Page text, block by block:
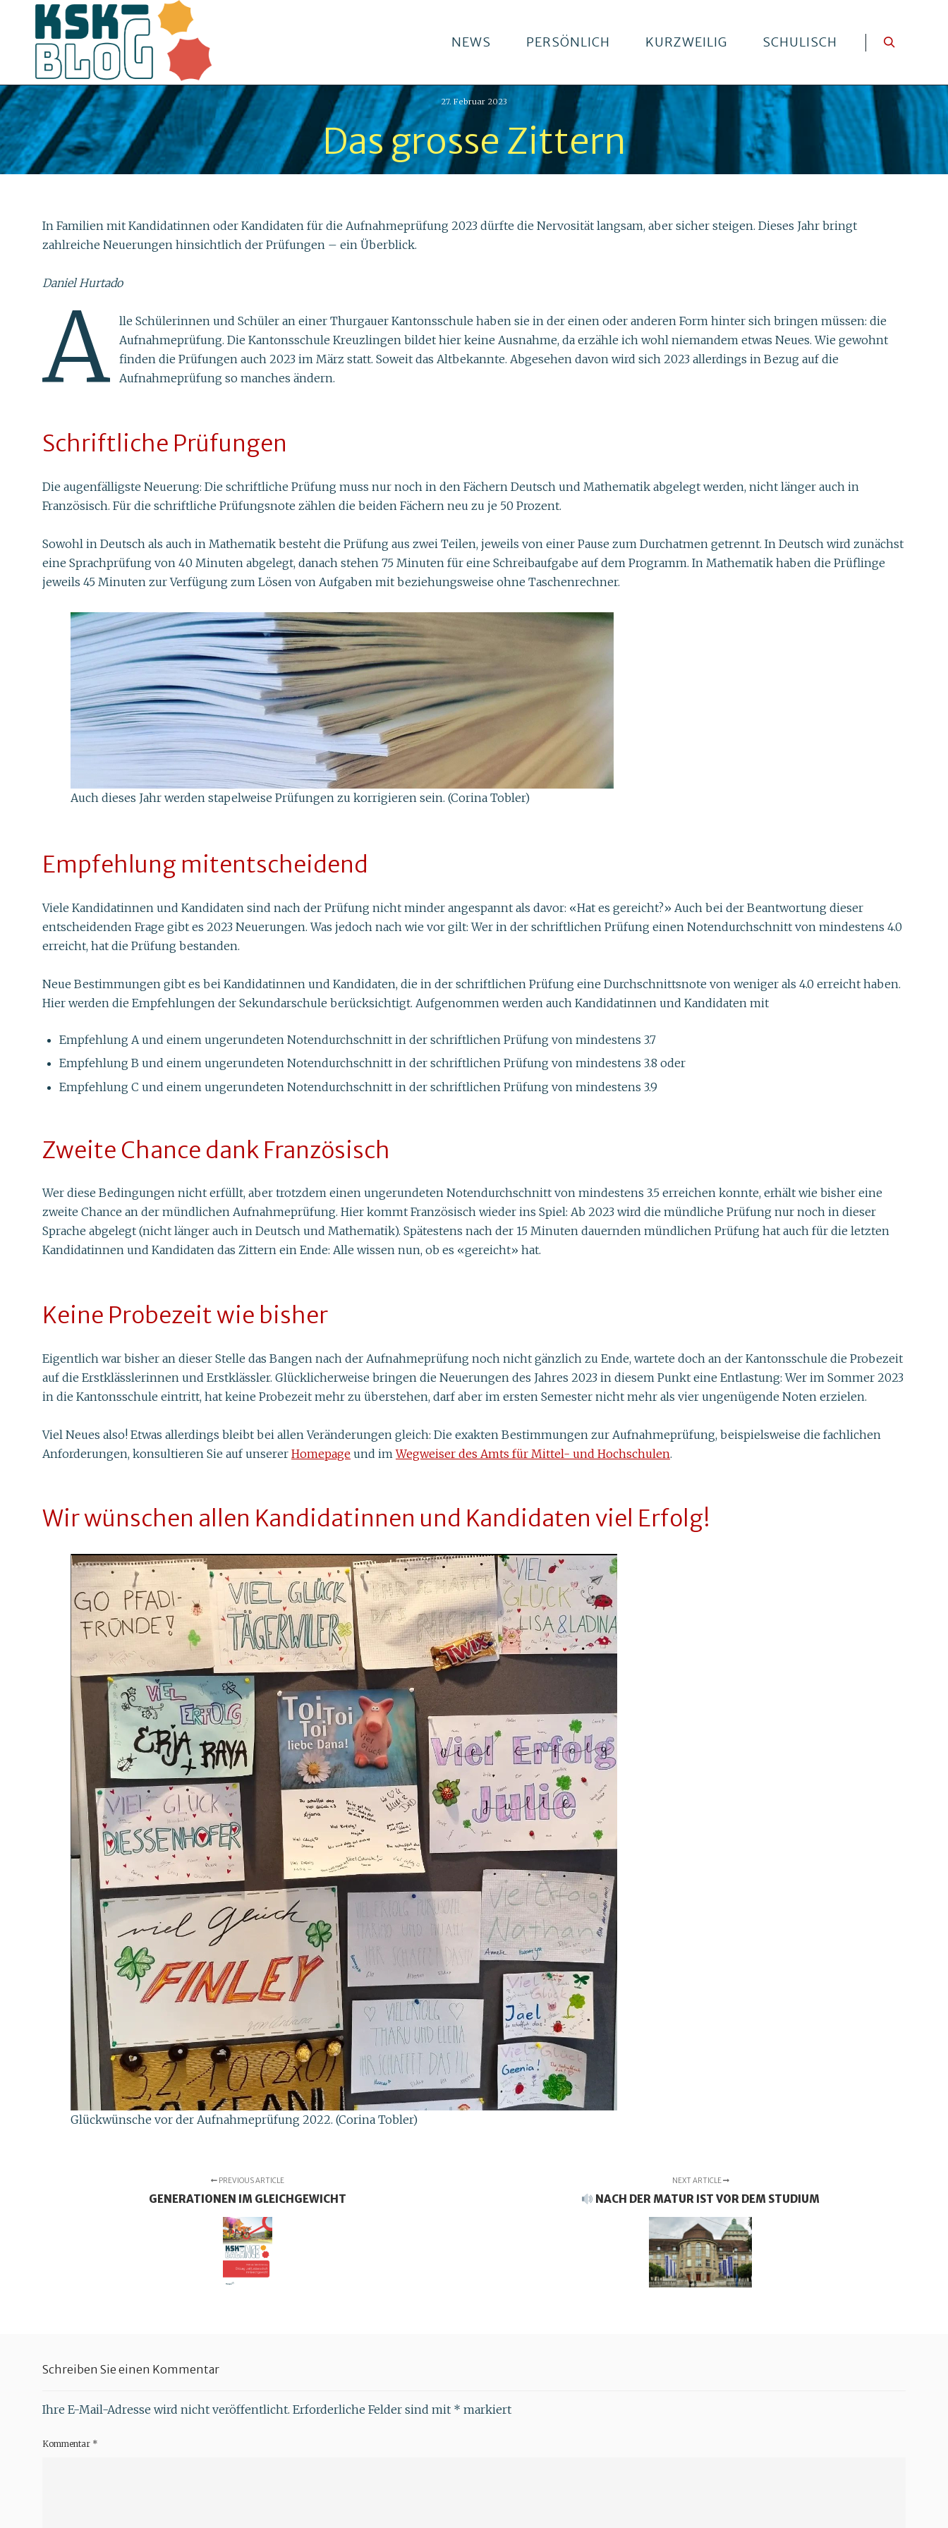
NEWS PERSÖNLICH KURZWEILIG SCHULISCH
27. Februar 2023
Das grosse Zittern
In Familien mit Kandidatinnen oder Kandidaten für die Aufnahmeprüfung 2023 dürfte die Nervosität langsam, aber sicher steigen. Dieses Jahr bringt
zahlreiche Neuerungen hinsichtlich der Prüfungen – ein Überblick.
Daniel Hurtado
A
lle Schülerinnen und Schüler an einer Thurgauer Kantonsschule haben sie in der einen oder anderen Form hinter sich bringen müssen: die
Aufnahmeprüfung. Die Kantonsschule Kreuzlingen bildet hier keine Ausnahme, da erzähle ich wohl niemandem etwas Neues. Wie gewohnt
finden die Prüfungen auch 2023 im März statt. Soweit das Altbekannte. Abgesehen davon wird sich 2023 allerdings in Bezug auf die
Aufnahmeprüfung so manches ändern.
Schriftliche Prüfungen
Die augenfälligste Neuerung: Die schriftliche Prüfung muss nur noch in den Fächern Deutsch und Mathematik abgelegt werden, nicht länger auch in
Französisch. Für die schriftliche Prüfungsnote zählen die beiden Fächern neu zu je 50 Prozent.
Sowohl in Deutsch als auch in Mathematik besteht die Prüfung aus zwei Teilen, jeweils von einer Pause zum Durchatmen getrennt. In Deutsch wird zunächst
eine Sprachprüfung von 40 Minuten abgelegt, danach stehen 75 Minuten für eine Schreibaufgabe auf dem Programm. In Mathematik haben die Prüflinge
jeweils 45 Minuten zur Verfügung zum Lösen von Aufgaben mit beziehungsweise ohne Taschenrechner.
Auch dieses Jahr werden stapelweise Prüfungen zu korrigieren sein. (Corina Tobler)
Empfehlung mitentscheidend
Viele Kandidatinnen und Kandidaten sind nach der Prüfung nicht minder angespannt als davor: «Hat es gereicht?» Auch bei der Beantwortung dieser
entscheidenden Frage gibt es 2023 Neuerungen. Was jedoch nach wie vor gilt: Wer in der schriftlichen Prüfung einen Notendurchschnitt von mindestens 4.0
erreicht, hat die Prüfung bestanden.
Neue Bestimmungen gibt es bei Kandidatinnen und Kandidaten, die in der schriftlichen Prüfung eine Durchschnittsnote von weniger als 4.0 erreicht haben.
Hier werden die Empfehlungen der Sekundarschule berücksichtigt. Aufgenommen werden auch Kandidatinnen und Kandidaten mit
Empfehlung A und einem ungerundeten Notendurchschnitt in der schriftlichen Prüfung von mindestens 3.7
Empfehlung B und einem ungerundeten Notendurchschnitt in der schriftlichen Prüfung von mindestens 3.8 oder
Empfehlung C und einem ungerundeten Notendurchschnitt in der schriftlichen Prüfung von mindestens 3.9
Zweite Chance dank Französisch
Wer diese Bedingungen nicht erfüllt, aber trotzdem einen ungerundeten Notendurchschnitt von mindestens 3.5 erreichen konnte, erhält wie bisher eine
zweite Chance an der mündlichen Aufnahmeprüfung. Hier kommt Französisch wieder ins Spiel: Ab 2023 wird die mündliche Prüfung nur noch in dieser
Sprache abgelegt (nicht länger auch in Deutsch und Mathematik). Spätestens nach der 15 Minuten dauernden mündlichen Prüfung hat auch für die letzten
Kandidatinnen und Kandidaten das Zittern ein Ende: Alle wissen nun, ob es «gereicht» hat.
Keine Probezeit wie bisher
Eigentlich war bisher an dieser Stelle das Bangen nach der Aufnahmeprüfung noch nicht gänzlich zu Ende, wartete doch an der Kantonsschule die Probezeit
auf die Erstklässlerinnen und Erstklässler. Glücklicherweise bringen die Neuerungen des Jahres 2023 in diesem Punkt eine Entlastung: Wer im Sommer 2023
in die Kantonsschule eintritt, hat keine Probezeit mehr zu überstehen, darf aber im ersten Semester nicht mehr als vier ungenügende Noten erzielen.
Viel Neues also! Etwas allerdings bleibt bei allen Veränderungen gleich: Die exakten Bestimmungen zur Aufnahmeprüfung, beispielsweise die fachlichen
Anforderungen, konsultieren Sie auf unserer Homepage und imWegweiser des Amts für Mittel- und Hochschulen.
Wir wünschen allen Kandidatinnen und Kandidaten viel Erfolg!
Glückwünsche vor der Aufnahmeprüfung 2022. (Corina Tobler)
PREVIOUS ARTICLE
GENERATIONEN IM GLEICHGEWICHT
NEXT ARTICLE
NACH DER MATUR IST VOR DEM STUDIUM
Schreiben Sie einen Kommentar
Ihre E-Mail-Adresse wird nicht veröffentlicht. Erforderliche Felder sind mit * markiert
Kommentar *